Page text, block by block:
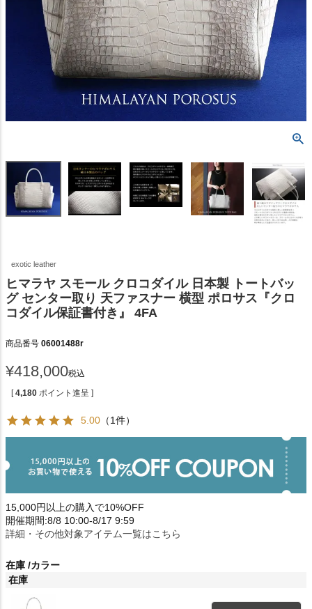
exotic leather
ヒマラヤ スモール クロコダイル 日本製 トートバッ
グ センター取り 天ファスナー 横型 ポロサス『クロ
コダイル保証書付き』 4FA
商品番号 06001488r
¥418,000税込
[ 4,180 ポイント進呈 ]
5.00 （1件）
15,000円以上の購入で10%OFF
開催期間:8/8 10:00-8/17 9:59
詳細・その他対象アイテム一覧はこちら
在庫 カラー
在庫